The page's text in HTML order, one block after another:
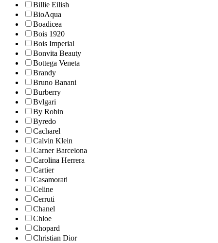
Billie Eilish
BioAqua
Boadicea
Bois 1920
Bois Imperial
Bonvita Beauty
Bottega Veneta
Brandy
Bruno Banani
Burberry
Bvlgari
By Robin
Byredo
Cacharel
Calvin Klein
Carner Barcelona
Carolina Herrera
Cartier
Casamorati
Celine
Cerruti
Chanel
Chloe
Chopard
Christian Dior